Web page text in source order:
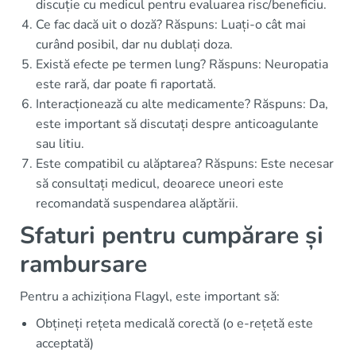
discuție cu medicul pentru evaluarea risc/beneficiu.
Ce fac dacă uit o doză? Răspuns: Luați-o cât mai
curând posibil, dar nu dublați doza.
Există efecte pe termen lung? Răspuns: Neuropatia
este rară, dar poate fi raportată.
Interacționează cu alte medicamente? Răspuns: Da,
este important să discutați despre anticoagulante
sau litiu.
Este compatibil cu alăptarea? Răspuns: Este necesar
să consultați medicul, deoarece uneori este
recomandată suspendarea alăptării.
Sfaturi pentru cumpărare și
rambursare
Pentru a achiziționa Flagyl, este important să:
Obțineți rețeta medicală corectă (o e-rețetă este
acceptată)